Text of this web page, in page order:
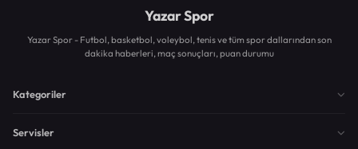
Yazar Spor
Yazar Spor - Futbol, basketbol, voleybol, tenis ve tüm spor dallarından son
dakika haberleri, maç sonuçları, puan durumu
Kategoriler
Servisler